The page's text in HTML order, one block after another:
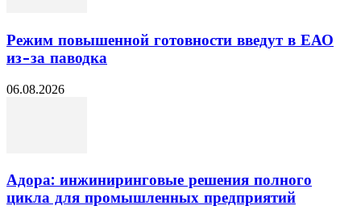
Режим повышенной готовности введут в ЕАО
из-за паводка
06.08.2026
Адора: инжиниринговые решения полного
цикла для промышленных предприятий